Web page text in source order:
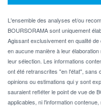
L'ensemble des analyses et/ou
BOURSORAMA sont uniquement
Agissant exclusivement en qualité
en aucune manière à leur
leur sélection. Les informations
ont été retranscrites "en l'état", sans
opinions ou estimations qui y sont
sauraient refléter le point de vue de
applicables, ni l'information